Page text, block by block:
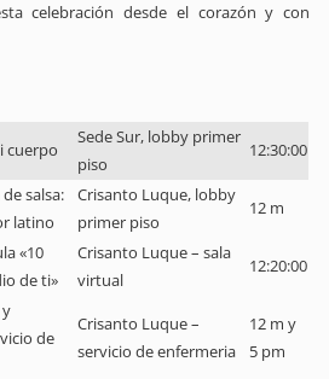
celebración desde el corazón y con
cuerpo
Sede Sur, lobby primer
piso
12:30:00
salsa:
latino
Crisanto Luque, lobby
primer piso
12 m
«10
de ti»
Crisanto Luque – sala
virtual
12:20:00
de
Crisanto Luque –
servicio de enfermeria
12 m y
5 pm